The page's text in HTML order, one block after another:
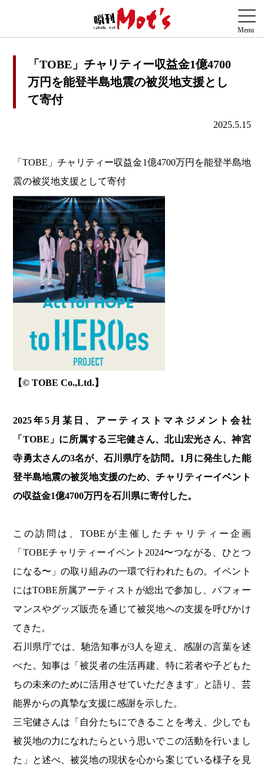
「TOBE」チャリティー収益金1億4700
万円を能登半島地震の被災地支援とし
て寄付
2025.5.15
「TOBE」チャリティー収益金1億4700万円を能登半島地
震の被災地支援として寄付
【© TOBE Co.,Ltd.】
2025年5月某日、アーティストマネジメント会社
「TOBE」に所属する三宅健さん、北山宏光さん、神宮
寺勇太さんの3名が、石川県庁を訪問。1月に発生した能
登半島地震の被災地支援のため、チャリティーイベント
の収益金1億4700万円を石川県に寄付した。
この訪問は、TOBEが主催したチャリティー企画
「TOBEチャリティーイベント2024〜つながる、ひとつ
になる〜」の取り組みの一環で行われたもの。イベント
にはTOBE所属アーティストが総出で参加し、パフォー
マンスやグッズ販売を通じて被災地への支援を呼びかけ
てきた。
石川県庁では、馳浩知事が3人を迎え、感謝の言葉を述
べた。知事は「被災者の生活再建、特に若者や子どもた
ちの未来のために活用させていただきます」と語り、芸
能界からの真摯な支援に感謝を示した。
三宅健さんは「自分たちにできることを考え、少しでも
被災地の力になれたらという思いでこの活動を行いまし
た」と述べ、被災地の現状を心から案じている様子を見